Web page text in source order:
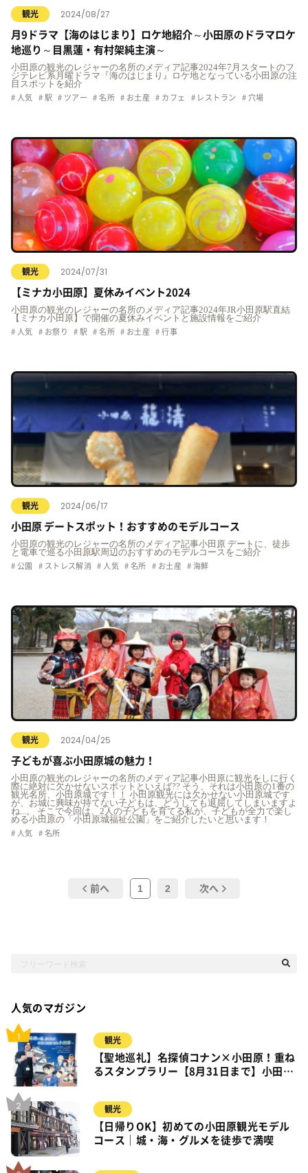
観光 2024/08/27
月9ドラマ【海のはじまり】ロケ地紹介～小田原のドラマロケ
地巡り～目黒蓮・有村架純主演～
小田原の観光のレジャーの名所のメディア記事2024年7月スタートのフ
ジテレビ系月曜ドラマ『海のはじまり』ロケ地となっている小田原の注
目スポットを紹介
人気 駅 ツアー 名所 お土産 カフェ レストラン 穴場
観光 2024/07/31
【ミナカ小田原】夏休みイベント2024
小田原の観光のレジャーの名所のメディア記事2024年JR小田原駅直結
【ミナカ小田原】で開催の夏休みイベントと施設情報をご紹介
人気 お祭り 駅 名所 お土産 行事
観光 2024/06/17
小田原 デートスポット！おすすめのモデルコース
小田原の観光のレジャーの名所のメディア記事小田原 デートに、徒歩
と電車で巡る小田原駅周辺のおすすめのモデルコースをご紹介
公園 ストレス解消 人気 名所 お土産 海鮮
観光 2024/04/25
子どもが喜ぶ小田原城の魅力！
小田原の観光のレジャーの名所のメディア記事小田原に観光をしに行く
際に絶対に欠かせないスポットといえば?? そう、それは小田原の1番の
観光名所、小田原城です！！ 小田原観光には欠かせない小田原城です
が、お城に興味が持てない子どもは、どうしても退屈してしまいますよ
ね...。 そこで今回は、2人の子どもを育てる私が、子どもが全力で楽し
める小田原の「小田原城福祉公園」をご紹介したいと思います！
人気 名所
前へ 1 2 次へ
人気のマガジン
観光
【聖地巡礼】名探偵コナン×小田原！重ね
るスタンプラリー【8月31日まで】小田
観光
【日帰りOK】初めての小田原観光モデル
コース｜城・海・グルメを徒歩で満喫